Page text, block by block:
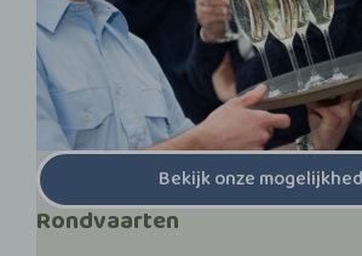
Bekijk onze
Rondvaarten